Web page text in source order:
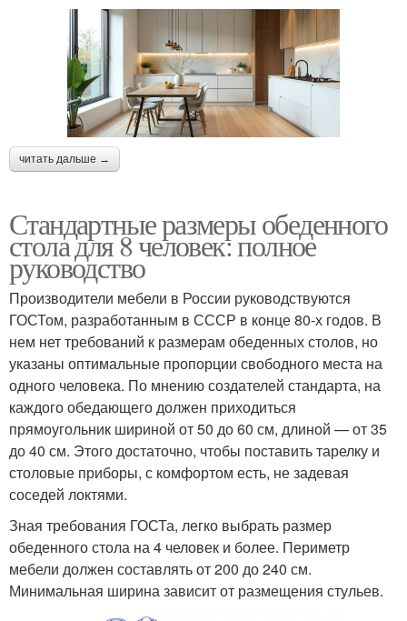
читать дальше →
Стандартные размеры обеденного
стола для 8 человек: полное
руководство
Производители мебели в России руководствуются
ГОСТом, разработанным в СССР в конце 80-х годов. В
нем нет требований к размерам обеденных столов, но
указаны оптимальные пропорции свободного места на
одного человека. По мнению создателей стандарта, на
каждого обедающего должен приходиться
прямоугольник шириной от 50 до 60 см, длиной — от 35
до 40 см. Этого достаточно, чтобы поставить тарелку и
столовые приборы, с комфортом есть, не задевая
соседей локтями.
Зная требования ГОСТа, легко выбрать размер
обеденного стола на 4 человек и более. Периметр
мебели должен составлять от 200 до 240 см.
Минимальная ширина зависит от размещения стульев.